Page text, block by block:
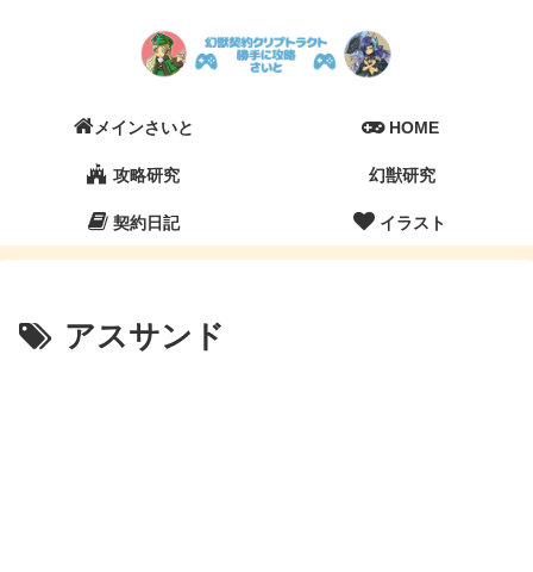
メインさいと HOME
攻略研究 幻獣研究
契約日記 イラスト
アスサンド